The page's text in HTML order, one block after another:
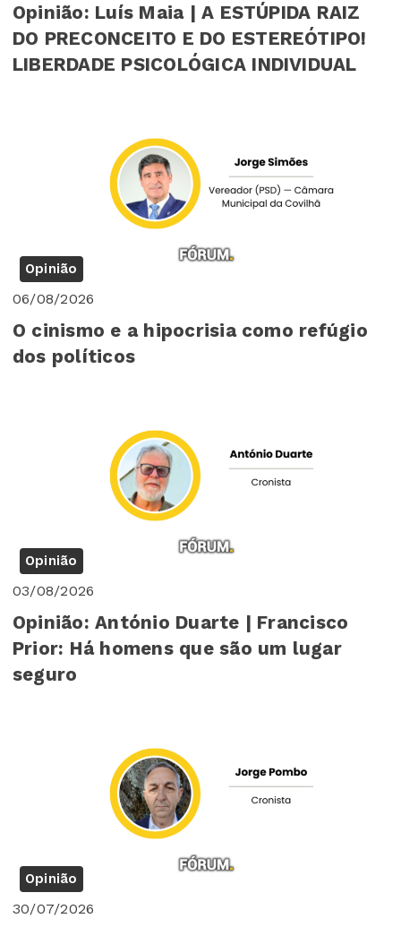
Opinião: Luís Maia | A ESTÚPIDA RAIZ
DO PRECONCEITO E DO ESTEREÓTIPO!
LIBERDADE PSICOLÓGICA INDIVIDUAL
Opinião
06/08/2026
O cinismo e a hipocrisia como refúgio
dos políticos
Opinião
03/08/2026
Opinião: António Duarte | Francisco
Prior: Há homens que são um lugar
seguro
Opinião
30/07/2026